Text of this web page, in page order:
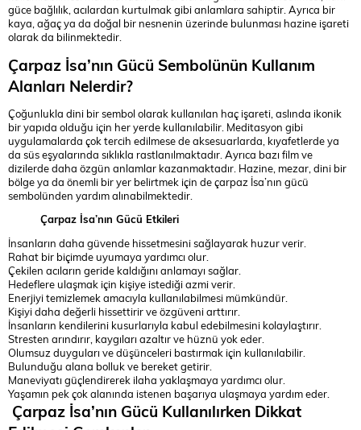
güce bağlılık, acılardan kurtulmak gibi anlamlara sahiptir. Ayrıca bir
kaya, ağaç ya da doğal bir nesnenin üzerinde bulunması hazine işareti
olarak da bilinmektedir.
Çarpaz İsa’nın Gücü Sembolünün Kullanım
Alanları Nelerdir?
Çoğunlukla dini bir sembol olarak kullanılan haç işareti, aslında ikonik
bir yapıda olduğu için her yerde kullanılabilir. Meditasyon gibi
uygulamalarda çok tercih edilmese de aksesuarlarda, kıyafetlerde ya
da süs eşyalarında sıklıkla rastlanılmaktadır. Ayrıca bazı film ve
dizilerde daha özgün anlamlar kazanmaktadır. Hazine, mezar, dini bir
bölge ya da önemli bir yer belirtmek için de çarpaz İsa’nın gücü
sembolünden yardım alınabilmektedir.
Çarpaz İsa’nın Gücü Etkileri
İnsanların daha güvende hissetmesini sağlayarak huzur verir.
Rahat bir biçimde uyumaya yardımcı olur.
Çekilen acıların geride kaldığını anlamayı sağlar.
Hedeflere ulaşmak için kişiye istediği azmi verir.
Enerjiyi temizlemek amacıyla kullanılabilmesi mümkündür.
Kişiyi daha değerli hissettirir ve özgüveni arttırır.
İnsanların kendilerini kusurlarıyla kabul edebilmesini kolaylaştırır.
Stresten arındırır, kaygıları azaltır ve hüznü yok eder.
Olumsuz duyguları ve düşünceleri bastırmak için kullanılabilir.
Bulunduğu alana bolluk ve bereket getirir.
Maneviyatı güçlendirerek ilaha yaklaşmaya yardımcı olur.
Yaşamın pek çok alanında istenen başarıya ulaşmaya yardım eder.
Çarpaz İsa’nın Gücü Kullanılırken Dikkat